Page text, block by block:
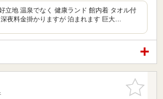
立地 温泉でなく 健康ランド 館内着 タオル付
夜料金掛かりますが 泊まれます 巨大…
お気に入
りに追加